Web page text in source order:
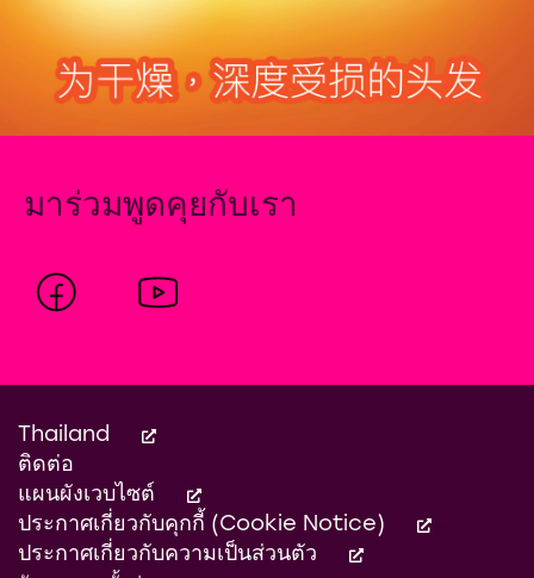
มาร่วมพูดคุยกับเรา
Thailand
ติดต่อ
แผนผังเวบไซต์
ประกาศเกี่ยวกับคุกกี้ (Cookie Notice)
ประกาศเกี่ยวกับความเป็นส่วนตัว